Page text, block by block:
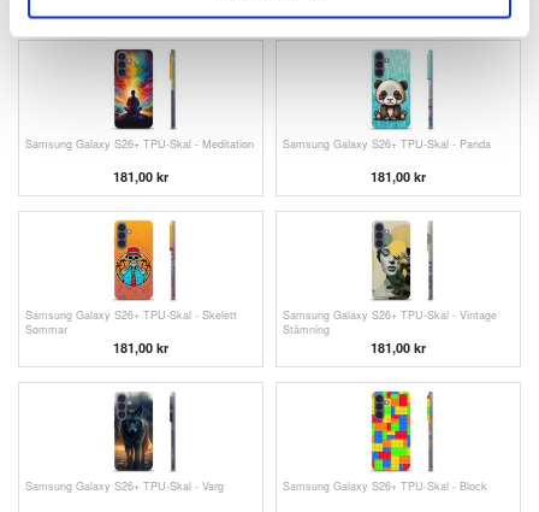
Samsung Galaxy S26+ TPU-Skal - Meditation
181,00 kr
Samsung Galaxy S26+ TPU-Skal - Panda
181,00 kr
Samsung Galaxy S26+ TPU-Skal - Skelett
Sommar
181,00 kr
Samsung Galaxy S26+ TPU-Skal - Vintage
Stämning
181,00 kr
Samsung Galaxy S26+ TPU-Skal - Varg Samsung Galaxy S26+ TPU-Skal - Block